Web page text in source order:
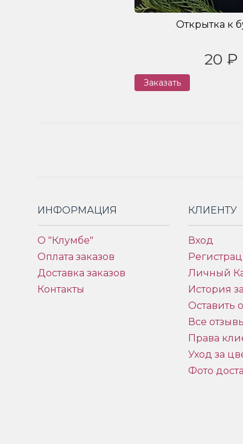
Открытка к
20 ₽
Заказать
ИНФОРМАЦИЯ
О "Клумбе"
Оплата заказов
Доставка заказов
Контакты
КЛИЕНТУ
Вход
Личный
История
Оставить
Все
Права
Уход за
Фото